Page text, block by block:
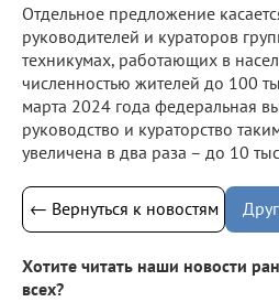
Отдельное предложение
руководителей и кураторов
техникумах, работающих в
численностью жителей до 100
марта 2024 года федеральная
руководство и кураторство
увеличена в два раза – до 10
← Вернуться к новостям
Хотите читать наши новости
всех?